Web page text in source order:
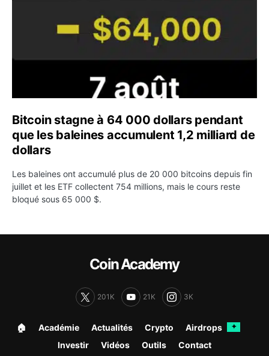
Bitcoin stagne à 64 000 dollars pendant
que les baleines accumulent 1,2 milliard de
dollars
Les baleines ont accumulé plus de 20 000 bitcoins depuis fin
juillet et les ETF collectent 754 millions, mais le cours reste
bloqué sous 65 000 $.
Coin Academy
201K 21K 3K
🏠︎ Académie Actualités Crypto Airdrops ✦
Investir Vidéos Outils Contact